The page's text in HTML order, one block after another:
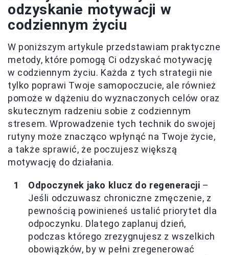
odzyskanie motywacji w
codziennym życiu
W poniższym artykule przedstawiam praktyczne
metody, które pomogą Ci odzyskać motywację
w codziennym życiu. Każda z tych strategii nie
tylko poprawi Twoje samopoczucie, ale również
pomoże w dążeniu do wyznaczonych celów oraz
skutecznym radzeniu sobie z codziennym
stresem. Wprowadzenie tych technik do swojej
rutyny może znacząco wpłynąć na Twoje życie,
a także sprawić, że poczujesz większą
motywację do działania.
Odpoczynek jako klucz do regeneracji –
Jeśli odczuwasz chroniczne zmęczenie, z
pewnością powinieneś ustalić priorytet dla
odpoczynku. Dlatego zaplanuj dzień,
podczas którego zrezygnujesz z wszelkich
obowiązków, by w pełni zregenerować